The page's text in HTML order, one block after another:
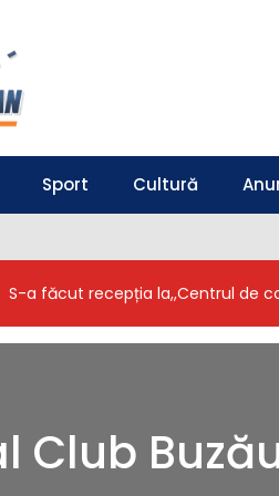
Sport Cultură
S-a făcut recepția la,,Centrul de
Club